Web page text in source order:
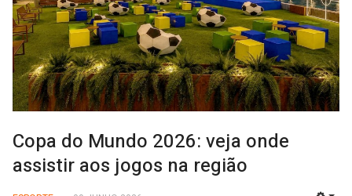
Copa do Mundo 2026: veja onde
assistir aos jogos na região